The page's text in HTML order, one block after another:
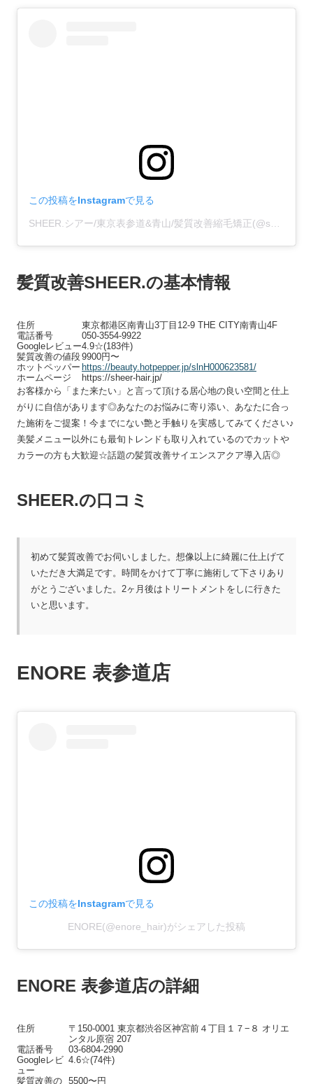
この投稿をInstagramで見る
SHEER.シアー/東京表参道&青山/髪質改善縮毛矯正(@sheer__hair)がシェアした投稿
髪質改善SHEER.の基本情報
住所
東京都港区南青山3丁目12-9 THE CITY南青山4F
電話番号
050-3554-9922
Googleレビュー4.9☆(183件)
髪質改善の値段9900円〜
ホットペッパー https://beauty.hotpepper.jp/slnH000623581/
ホームページ
https://sheer-hair.jp/
お客様から「また来たい」と言って頂ける居心地の良い空間と仕上
がりに自信があります◎あなたのお悩みに寄り添い、あなたに合っ
た施術をご提案！今までにない艶と手触りを実感してみてください♪
美髪メニュー以外にも最旬トレンドも取り入れているのでカットや
カラーの方も大歓迎☆話題の髪質改善サイエンスアクア導入店◎
SHEER.の口コミ
初めて髪質改善でお伺いしました。想像以上に綺麗に仕上げて
いただき大満足です。時間をかけて丁寧に施術して下さりあり
がとうございました。2ヶ月後はトリートメントをしに行きた
いと思います。
ENORE 表参道店
この投稿をInstagramで見る
ENORE(@enore_hair)がシェアした投稿
ENORE 表参道店の詳細
住所
〒150-0001 東京都渋谷区神宮前４丁目１７−８ オリエ
ンタル原宿 207
電話番号
03-6804-2990
Googleレビ
ュー
4.6☆(74件)
髪質改善の 5500〜円